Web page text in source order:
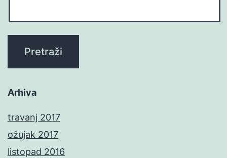
Arhiva
travanj 2017
ožujak 2017
listopad 2016